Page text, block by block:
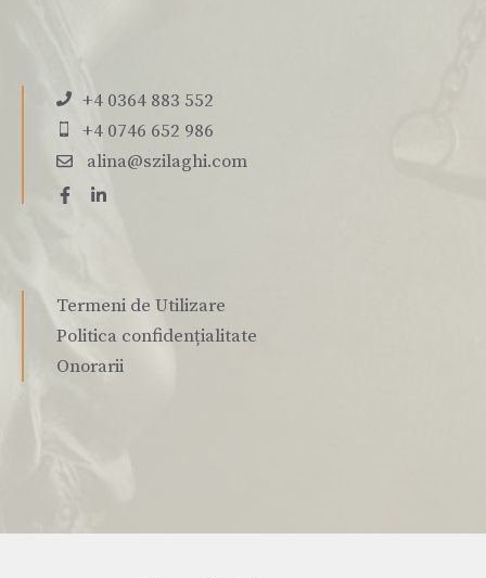
+4 0364 883 552
+4 0746 652 986
alina@szilaghi.com
Termeni de Utilizare
Politica confidențialitate
Onorarii